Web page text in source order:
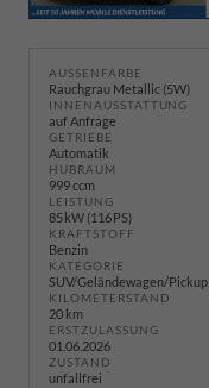
AUSSENFARBE
Rauchgrau Metallic (5W)
INNENAUSSTATTUNG
auf Anfrage
GETRIEBE
Automatik
HUBRAUM
999 ccm
LEISTUNG
85 kW (116 PS)
KRAFTSTOFF
Benzin
KATEGORIE
SUV/Geländewagen/Pickup
KILOMETERSTAND
20 km
ERSTZULASSUNG
01.06.2026
ZUSTAND
unfallfrei